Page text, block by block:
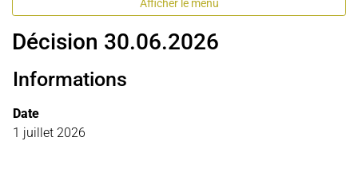
Afficher le menu
Décision 30.06.2026
Informations
Date
1 juillet 2026